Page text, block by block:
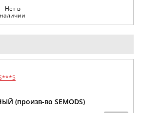
Нет в
наличии
(произв-во SEMODS)